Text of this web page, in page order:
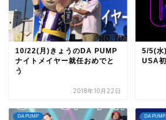
10/22(月)きょうのDA PUMP
ナイトメイヤー就任おめでと
う
2018年10月22日
5/5(水
USA
DA PUMP DA PUMP